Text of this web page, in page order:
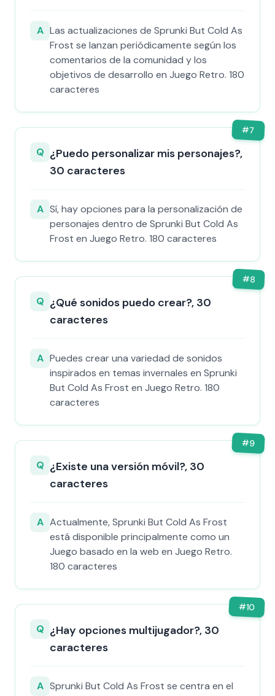
A Las actualizaciones de Sprunki But Cold As
Frost se lanzan periódicamente según los
comentarios de la comunidad y los
objetivos de desarrollo en Juego Retro. 180
caracteres
#7
Q ¿Puedo personalizar mis personajes?,
30 caracteres
A Sí, hay opciones para la personalización de
personajes dentro de Sprunki But Cold As
Frost en Juego Retro. 180 caracteres
#8
Q ¿Qué sonidos puedo crear?, 30
caracteres
A Puedes crear una variedad de sonidos
inspirados en temas invernales en Sprunki
But Cold As Frost en Juego Retro. 180
caracteres
#9
Q ¿Existe una versión móvil?, 30
caracteres
A Actualmente, Sprunki But Cold As Frost
está disponible principalmente como un
Juego basado en la web en Juego Retro.
180 caracteres
#10
Q ¿Hay opciones multijugador?, 30
caracteres
A Sprunki But Cold As Frost se centra en el